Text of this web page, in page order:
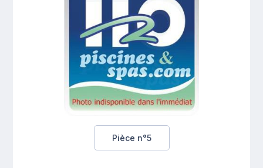
Pièce n°5